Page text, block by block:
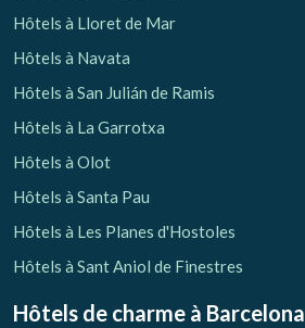
Hôtels à Lloret de Mar
Hôtels à Navata
Hôtels à San Julián de Ramis
Hôtels à La Garrotxa
Hôtels à Olot
Hôtels à Santa Pau
Hôtels à Les Planes d'Hostoles
Hôtels à Sant Aniol de Finestres
Hôtels de charme à Barcelona